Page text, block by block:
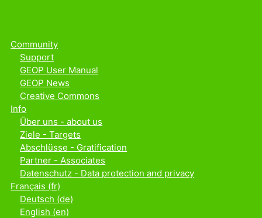
Community
Support
GEOP User Manual
GEOP News
Creative Commons
Info
Über uns - about us
Ziele - Targets
Abschlüsse - Gratification
Partner - Associates
Datenschutz - Data protection and privacy
Français ‎(fr)‎
Deutsch ‎(de)‎
English ‎(en)‎